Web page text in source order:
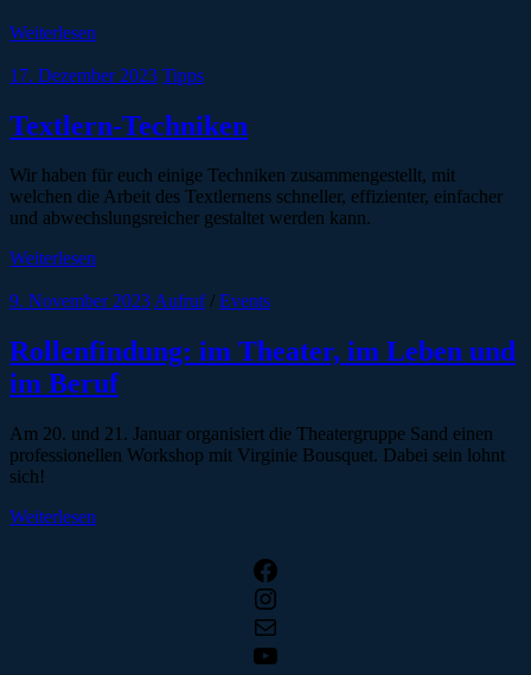
Weiterlesen
17. Dezember 2023 Tipps
Textlern-Techniken
Wir haben für euch einige Techniken zusammengestellt, mit
welchen die Arbeit des Textlernens schneller, effizienter, einfacher
und abwechslungsreicher gestaltet werden kann.
Weiterlesen
9. November 2023Aufruf/ Events
Rollenfindung: im Theater, im Leben und
im Beruf
Am 20. und 21. Januar organisiert die Theatergruppe Sand einen
professionellen Workshop mit Virginie Bousquet. Dabei sein lohnt
sich!
Weiterlesen
Facebook
Instagram
E-Mail
YouTube